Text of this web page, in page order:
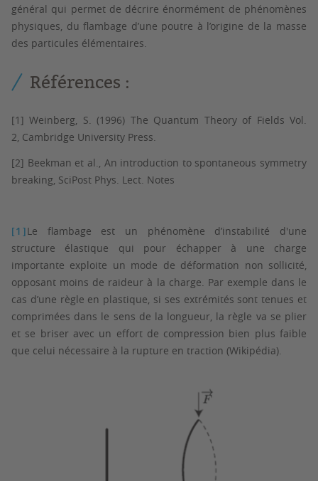
général qui permet de décrire énormément de phénomènes
physiques, du flambage d’une poutre à l’origine de la masse
des particules élémentaires.
Références :
[1]Weinberg, S. (1996) The Quantum Theory of Fields Vol.
2, Cambridge University Press.
[2] Beekman et al., An introduction to spontaneous symmetry
breaking, SciPost Phys. Lect. Notes
[1]Le flambage est un phénomène d’instabilité d'une
structure élastique qui pour échapper à une charge
importante exploite un mode de déformation non sollicité,
opposant moins de raideur à la charge. Par exemple dans le
cas d’une règle en plastique, si ses extrémités sont tenues et
comprimées dans le sens de la longueur, la règle va se plier
et se briser avec un effort de compression bien plus faible
que celui nécessaire à la rupture en traction (Wikipédia).